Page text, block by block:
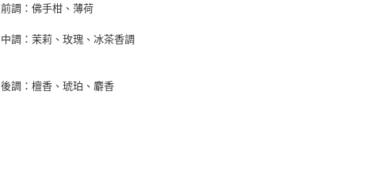
前調：佛手柑、薄荷
中調：茉莉、玫瑰、冰茶香調
後調：檀香、琥珀、麝香